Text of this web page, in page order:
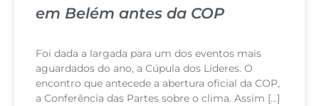
em Belém antes da COP
Foi dada a largada para um dos eventos mais
aguardados do ano, a Cúpula dos Líderes. O
encontro que antecede a abertura oficial da COP,
a Conferência das Partes sobre o clima. Assim […]